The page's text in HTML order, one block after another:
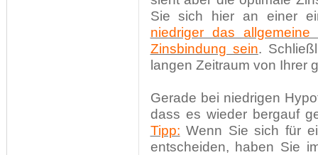
Sie sich hier an einer
niedriger das
Zinsbindung sein.
langen Zeitraum von Ihrer
Gerade bei niedrigen
dass es wieder bergauf
Tipp: Wenn Sie sich für
entscheiden, haben Sie